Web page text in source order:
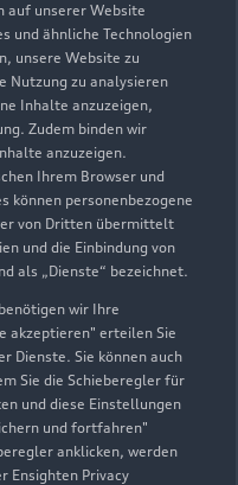
auf unserer Website
und ähnliche Technologien
unsere Website zu
Nutzung zu analysieren
Inhalte anzuzeigen,
Zudem binden wir
anzuzeigen.
Ihrem Browser und
können personenbezogene
von Dritten übermittelt
und die Einbindung von
als „Dienste“ bezeichnet.
wir Ihre
akzeptieren" erteilen Sie
Dienste. Sie können auch
Sie die Schieberegler für
und diese Einstellungen
und fortfahren"
anklicken, werden
Ensighten Privacy
12:30